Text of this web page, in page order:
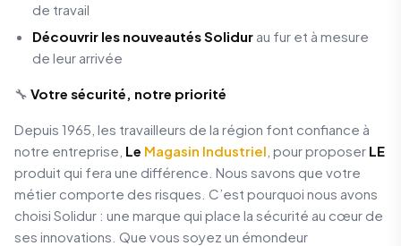
de travail
Découvrir les nouveautés Solidur au fur et à mesure
de leur arrivée
🔧 Votre sécurité, notre priorité
Depuis 1965, les travailleurs de la région font confiance à
notre entreprise, Le Magasin Industriel , pour proposer LE
produit qui fera une différence. Nous savons que votre
métier comporte des risques. C’est pourquoi nous avons
choisi Solidur : une marque qui place la sécurité au cœur de
ses innovations. Que vous soyez un émondeur